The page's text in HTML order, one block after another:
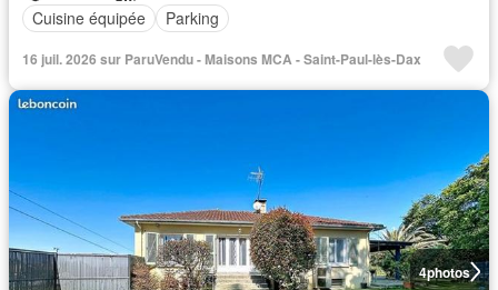
Cuisine équipée
Parking
16 juil. 2026 sur ParuVendu - Maisons MCA - Saint-Paul-lès-Dax
4photos